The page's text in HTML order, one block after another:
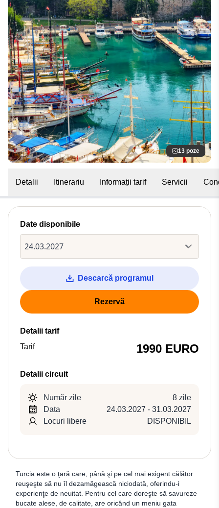
13 poze
Detalii Itinerariu Informații tarif Servicii
Turcia este o ţară care, până şi pe cel mai exigent călător
reuşeşte să nu îl dezamăgească niciodată, oferindu-i
experienţe de neuitat. Pentru cel care doreşte să savureze
bucate alese, de calitate, are oricând un meniu gata
Date disponibile
Descarcă programul
Rezervă
Detalii tarif
Tarif
1990 EURO
Detalii circuit
Număr zile
8 zile
Data
24.03.2027 - 31.03.2027
Locuri libere
DISPONIBIL